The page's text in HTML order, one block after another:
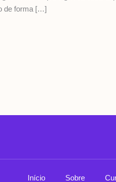
de forma […]
Início Sobre